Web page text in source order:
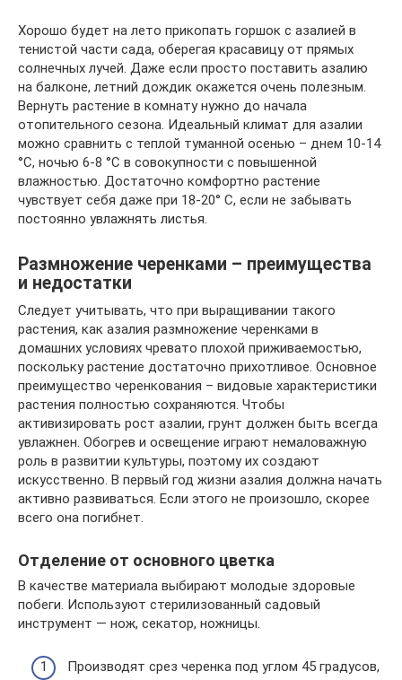
Хорошо будет на лето прикопать горшок с азалией в
тенистой части сада, оберегая красавицу от прямых
солнечных лучей. Даже если просто поставить азалию
на балконе, летний дождик окажется очень полезным.
Вернуть растение в комнату нужно до начала
отопительного сезона. Идеальный климат для азалии
можно сравнить с теплой туманной осенью – днем 10-14
°С, ночью 6-8 °С в совокупности с повышенной
влажностью. Достаточно комфортно растение
чувствует себя даже при 18-20° С, если не забывать
постоянно увлажнять листья.
Размножение черенками – преимущества
и недостатки
Следует учитывать, что при выращивании такого
растения, как азалия размножение черенками в
домашних условиях чревато плохой приживаемостью,
поскольку растение достаточно прихотливое. Основное
преимущество черенкования – видовые характеристики
растения полностью сохраняются. Чтобы
активизировать рост азалии, грунт должен быть всегда
увлажнен. Обогрев и освещение играют немаловажную
роль в развитии культуры, поэтому их создают
искусственно. В первый год жизни азалия должна начать
активно развиваться. Если этого не произошло, скорее
всего она погибнет.
Отделение от основного цветка
В качестве материала выбирают молодые здоровые
побеги. Используют стерилизованный садовый
инструмент — нож, секатор, ножницы.
Производят срез черенка под углом 45 градусов,